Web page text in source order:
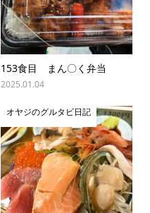
153食目 まん〇く弁当
2025.01.04
オヤジのグルタビ日記